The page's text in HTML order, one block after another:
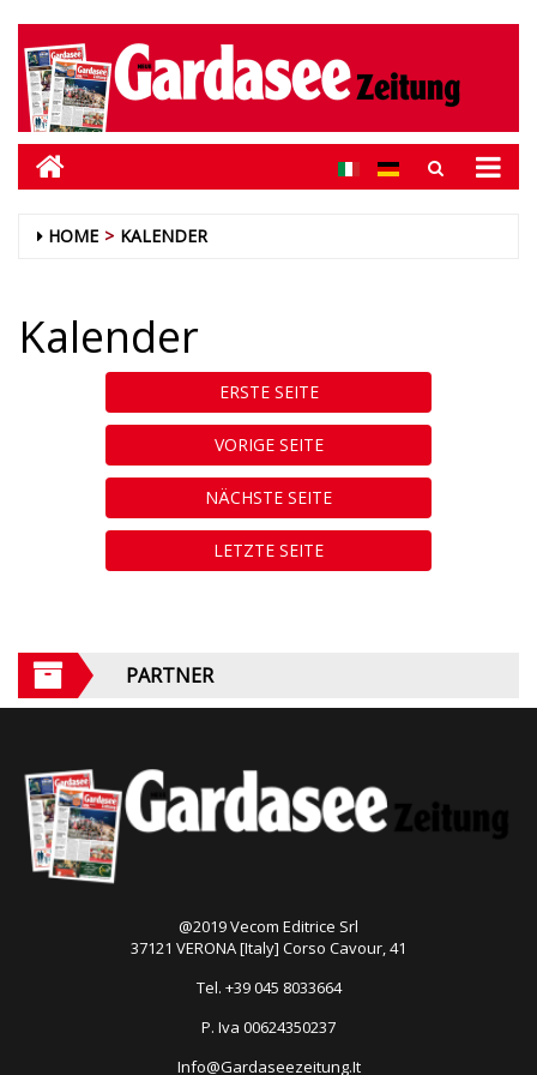
HOME KALENDER
Kalender
ERSTE SEITE
VORIGE SEITE
NÄCHSTE SEITE
LETZTE SEITE
PARTNER
@2019 Vecom Editrice Srl
37121 VERONA [Italy] Corso Cavour, 41
Tel. +39 045 8033664
P. Iva 00624350237
Info@Gardaseezeitung.It